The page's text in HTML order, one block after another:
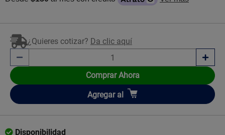
¿Quieres cotizar? Da clic aquí
Comprar Ahora
Añadir
Agregar al
Disponibilidad